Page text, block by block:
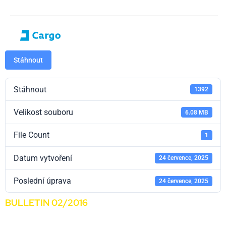
Stáhnout
Stáhnout 1392
Velikost souboru 6.08 MB
File Count 1
Datum vytvoření 24 července, 2025
Poslední úprava 24 července, 2025
BULLETIN 02/2016